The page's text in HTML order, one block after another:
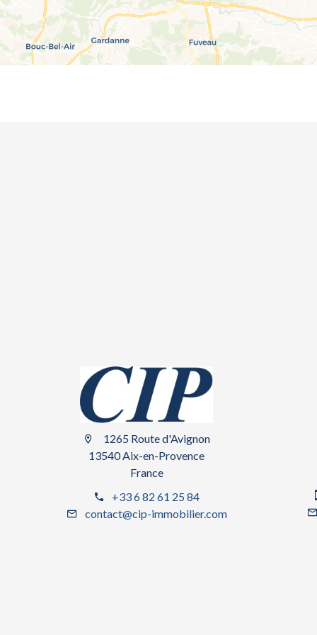
1265 Route d'Avignon
13540 Aix-en-Provence
France
+33 6 82 61 25 84
contact@cip-immobilier.com